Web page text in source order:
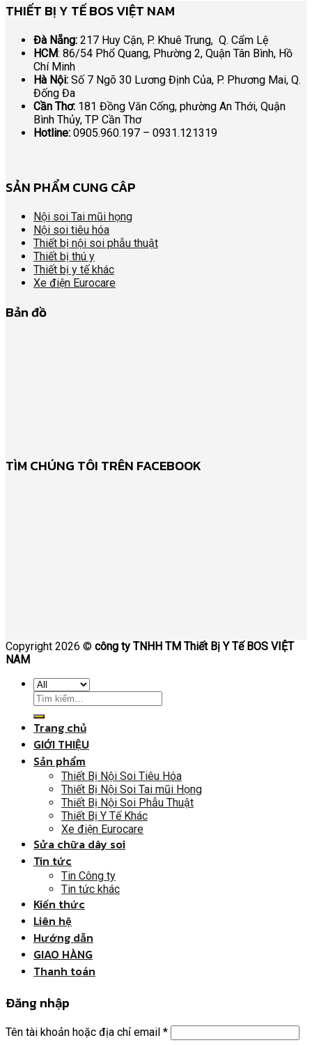
THIẾT BỊ Y TẾ BOS VIỆT NAM
Đà Nẵng: 217 Huy Cận, P. Khuê Trung, Q. Cẩm Lệ
HCM: 86/54 Phổ Quang, Phường 2, Quận Tân Bình, Hồ
Chí Minh
Hà Nội: Số 7 Ngõ 30 Lương Định Của, P. Phương Mai, Q.
Đống Đa
Cần Thơ: 181 Đồng Văn Cống, phường An Thới, Quận
Bình Thủy, TP Cần Thơ
Hotline: 0905.960.197 – 0931.121319
SẢN PHẨM CUNG CÂP
Nội soi Tai mũi họng
Nội soi tiêu hóa
Thiết bị nội soi phẫu thuật
Thiết bị thú y
Thiết bị y tế khác
Xe điện Eurocare
Bản đồ
TÌM CHÚNG TÔI TRÊN FACEBOOK
Copyright 2026 © công ty TNHH TM Thiết Bị Y Tế BOS VIỆT
NAM
Trang chủ
GIỚI THIỆU
Sản phẩm
Thiết Bị Nội Soi Tiêu Hóa
Thiết Bị Nội Soi Tai mũi Họng
Thiết Bị Nội Soi Phẫu Thuật
Thiết Bị Y Tế Khác
Xe điện Eurocare
Sửa chữa dây soi
Tin tức
Tin Công ty
Tin tức khác
Kiến thức
Liên hệ
Hướng dẫn
GIAO HÀNG
Thanh toán
Đăng nhập
Tên tài khoản hoặc địa chỉ email *